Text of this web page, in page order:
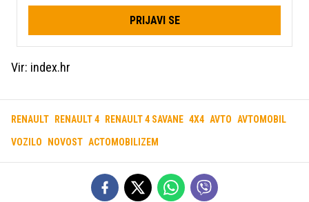
PRIJAVI SE
Vir: index.hr
RENAULT RENAULT 4 RENAULT 4 SAVANE 4X4 AVTO AVTOMOBIL
VOZILO NOVOST ACTOMOBILIZEM